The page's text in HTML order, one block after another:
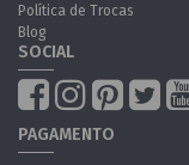
Política de Trocas
Blog
SOCIAL
PAGAMENTO